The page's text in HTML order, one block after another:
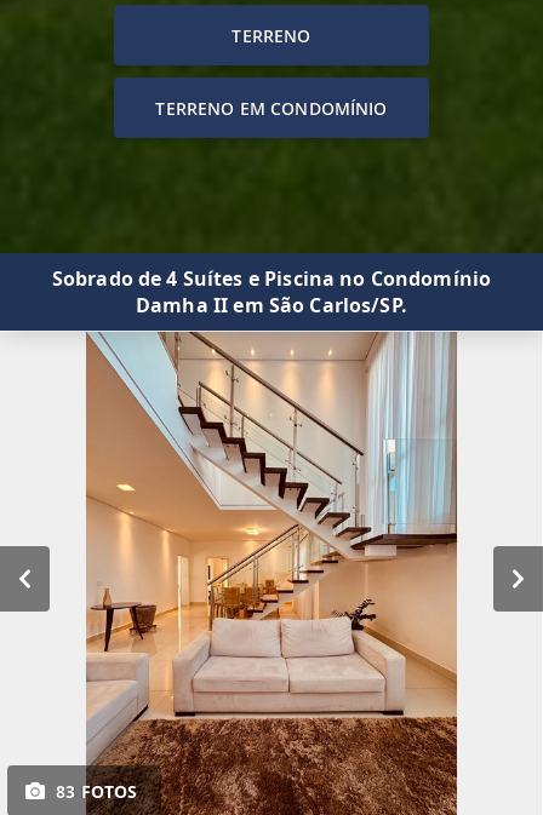
TERRENO
TERRENO EM CONDOMÍNIO
Sobrado de 4 Suítes e Piscina no Condomínio
Damha II em São Carlos/SP.
83 FOTOS